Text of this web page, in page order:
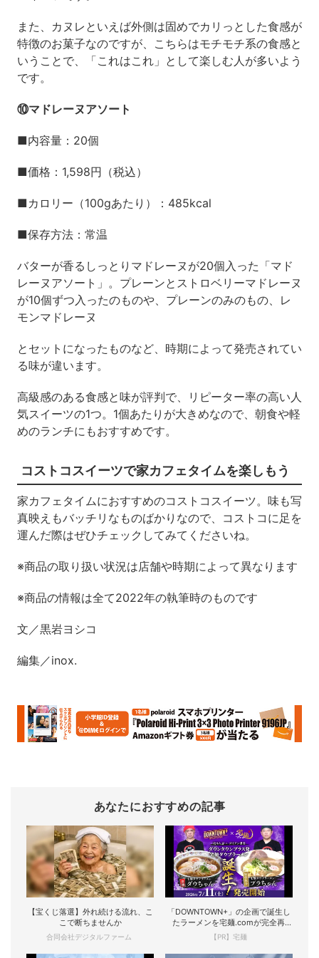
また、カヌレといえば外側は固めでカリっとした食感が
特徴のお菓子なのですが、こちらはモチモチ系の食感と
いうことで、「これはこれ」として楽しむ人が多いよう
です。
⑩マドレーヌアソート
■内容量：20個
■価格：1,598円（税込）
■カロリー（100gあたり）：485kcal
■保存方法：常温
バターが香るしっとりマドレーヌが20個入った「マド
レーヌアソート」。プレーンとストロベリーマドレーヌ
が10個ずつ入ったのものや、プレーンのみのもの、レ
モンマドレーヌ
とセットになったものなど、時期によって発売されてい
る味が違います。
高級感のある食感と味が評判で、リピーター率の高い人
気スイーツの1つ。1個あたりが大きめなので、朝食や軽
めのランチにもおすすめです。
コストコスイーツで家カフェタイムを楽しもう
家カフェタイムにおすすめのコストコスイーツ。味も写
真映えもバッチリなものばかりなので、コストコに足を
運んだ際はぜひチェックしてみてくださいね。
※商品の取り扱い状況は店舗や時期によって異なります
※商品の情報は全て2022年の執筆時のものです
文／黒岩ヨシコ
編集／inox.
あなたにおすすめの記事
【宝くじ落選】外れ続ける流れ、こ
こで断ちませんか
合同会社デジタルファーム
「DOWNTOWN+」の企画で誕生し
たラーメンを宅麺.comが完全再
現！
【PR】宅麺